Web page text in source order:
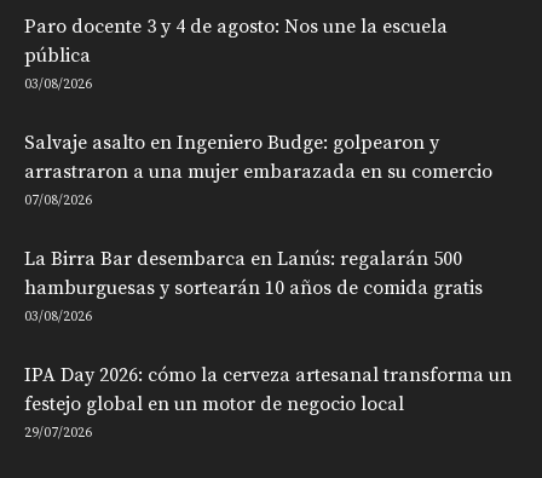
Paro docente 3 y 4 de agosto: Nos une la escuela
pública
03/08/2026
Salvaje asalto en Ingeniero Budge: golpearon y
arrastraron a una mujer embarazada en su comercio
07/08/2026
La Birra Bar desembarca en Lanús: regalarán 500
hamburguesas y sortearán 10 años de comida gratis
03/08/2026
IPA Day 2026: cómo la cerveza artesanal transforma un
festejo global en un motor de negocio local
29/07/2026